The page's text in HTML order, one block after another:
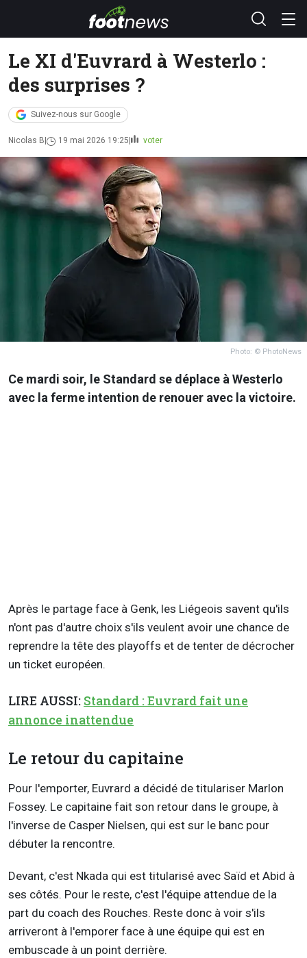
Le XI d'Euvrard à Westerlo :
des surprises ?
Suivez-nous sur Google
Nicolas B 19 mai 2026 19:25 voter
Photo: © PhotoNews
Ce mardi soir, le Standard se déplace à Westerlo
avec la ferme intention de renouer avec la victoire.
Après le partage face à Genk, les Liégeois savent qu'ils
n'ont pas d'autre choix s'ils veulent avoir une chance de
reprendre la tête des playoffs et de tenter de décrocher
un ticket européen.
LIRE AUSSI: Standard : Euvrard fait une
annonce inattendue
Le retour du capitaine
Pour l'emporter, Euvrard a décidé de titulariser Marlon
Fossey. Le capitaine fait son retour dans le groupe, à
l'inverse de Casper Nielsen, qui est sur le banc pour
débuter la rencontre.
Devant, c'est Nkada qui est titularisé avec Saïd et Abid à
ses côtés. Pour le reste, c'est l'équipe attendue de la
part du coach des Rouches. Reste donc à voir s'ils
arriveront à l'emporer face à une équipe qui est en
embuscade à un point derrière.